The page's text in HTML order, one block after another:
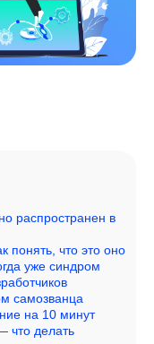
распространен в
понять, что это оно
уже синдром
самозванца
на 10 минут
что делать